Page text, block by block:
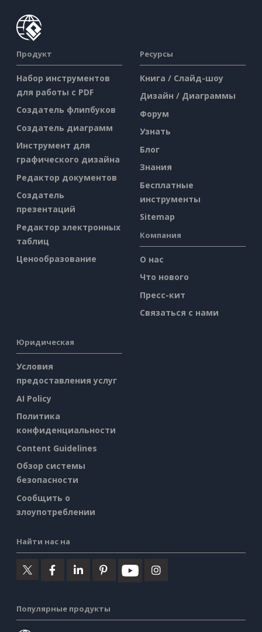
Продукт
Набор инструментов
для работы с PDF
Создатель флипбуков
Создатель диаграмм
Инструмент для
графического дизайна
Редактор документов
Создатель
презентаций
Редактор электронных
таблиц
Ценообразование
Ресурсы
Книга / Слайд-шоу
Дизайн / Диаграммы
Форум
Узнать
Блог
Знания
Бесплатные
инструменты
Sitemap
Компания
О нас
Что нового
Пресс-кит
Связаться с нами
Юридическая
Условия
предоставления услуг
AI Policy
Политика
конфиденциальности
Content Guidelines
Обзор системы
безопасности
Сообщить о
злоупотреблении
Найти нас на
Популярные продукты